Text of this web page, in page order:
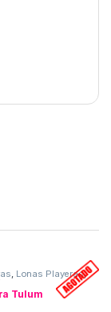
, Lonas Playeras,
Tulum